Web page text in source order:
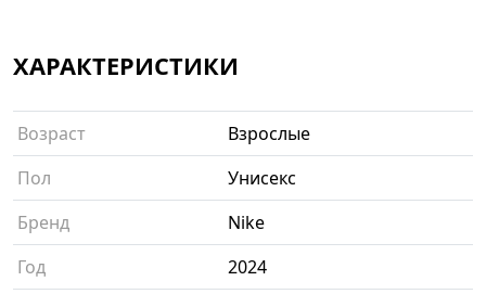
ХАРАКТЕРИСТИКИ
Возраст
Взрослые
Пол
Унисекс
Бренд
Nike
Год
2024